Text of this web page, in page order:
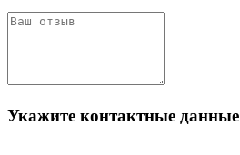
Укажите контактные данные